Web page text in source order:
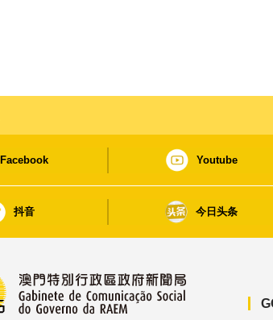
Facebook Youtube
抖音 今日头条